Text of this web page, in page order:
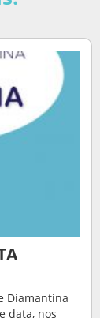
Diamantina
data, nos